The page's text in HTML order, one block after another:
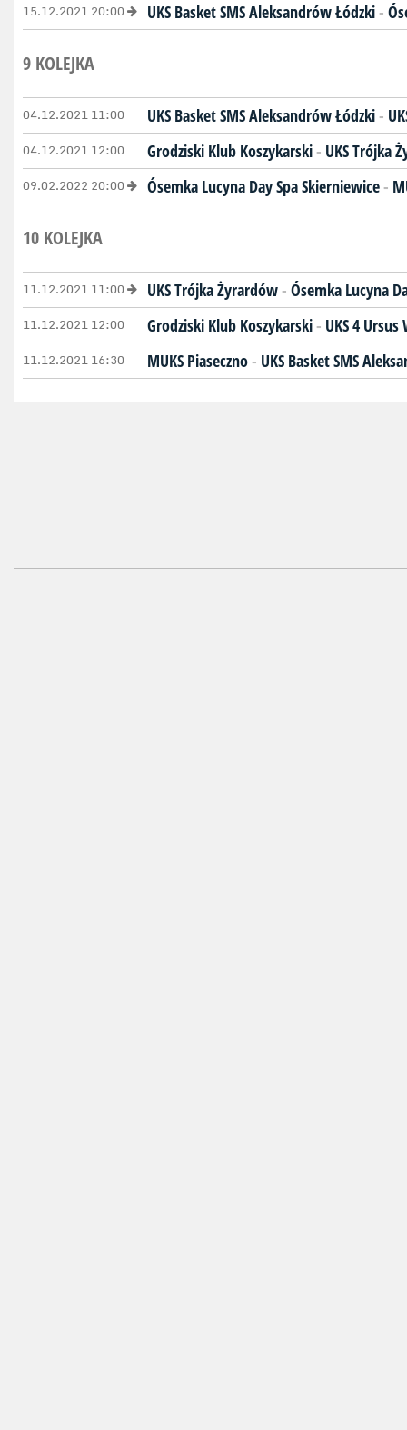
15.12.2021 20:00 UKS Basket SMS Aleksandrów Łódzki-
9 KOLEJKA
04.12.2021 11:00 UKS Basket SMS Aleksandrów Łódzki-
04.12.2021 12:00 Grodziski Klub Koszykarski- UKS Trójka
09.02.2022 20:00 Ósemka Lucyna Day Spa Skierniewice-
10 KOLEJKA
11.12.2021 11:00 UKS Trójka Żyrardów- Ósemka Lucyna
11.12.2021 12:00 Grodziski Klub Koszykarski- UKS 4 Ursus
11.12.2021 16:30 MUKS Piaseczno- UKS Basket SMS